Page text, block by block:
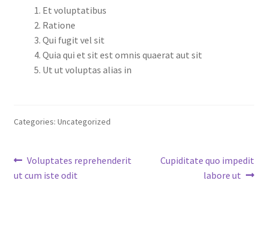
Et voluptatibus
Ratione
Qui fugit vel sit
Quia qui et sit est omnis quaerat aut sit
Ut ut voluptas alias in
Categories: Uncategorized
Post
navigation
Previous
post:
Voluptates reprehenderit
ut cum iste odit
Next
Cupiditate quo impedit
labore ut